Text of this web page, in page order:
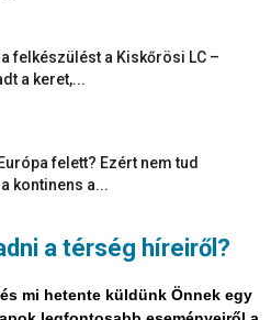
a térség híreiről?
mi hetente küldünk Önnek egy
felkészülést a Kiskőrösi LC –
a keret,...
felett? Ezért nem tud
kontinens a...
útburkolati jeleket festenek és...